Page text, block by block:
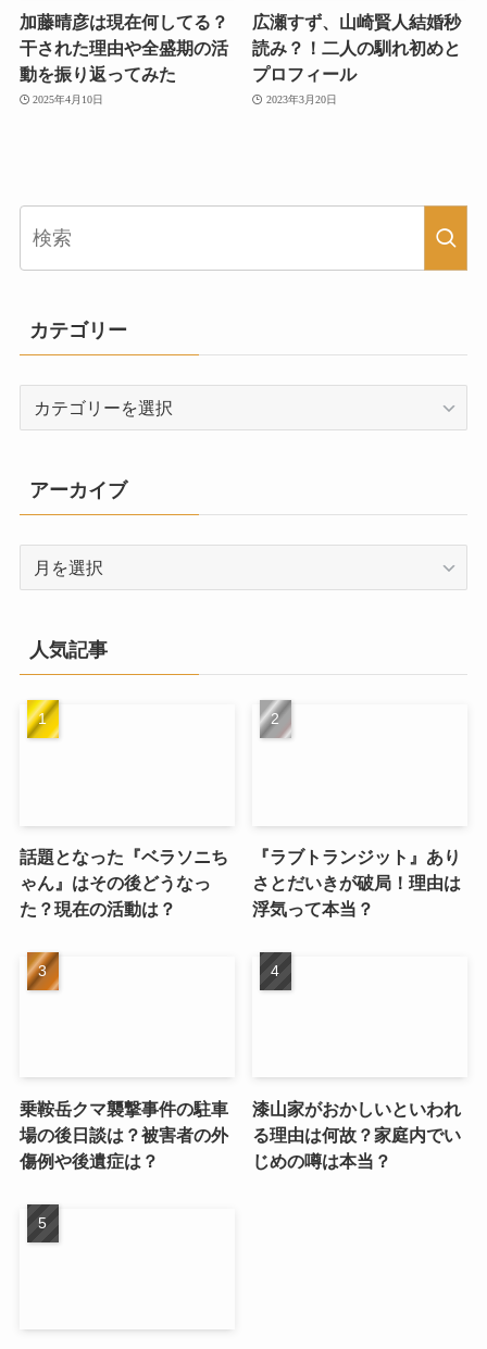
加藤晴彦は現在何してる？
干された理由や全盛期の活
動を振り返ってみた
2025年4月10日
広瀬すず、山崎賢人結婚秒
読み？！二人の馴れ初めと
プロフィール
2023年3月20日
カテゴリー
リ
ー
アーカイブ
ブ
人気記事
話題となった『ベラソニち
ゃん』はその後どうなっ
た？現在の活動は？
『ラブトランジット』あり
さとだいきが破局！理由は
浮気って本当？
乗鞍岳クマ襲撃事件の駐車
場の後日談は？被害者の外
傷例や後遺症は？
漆山家がおかしいといわれ
る理由は何故？家庭内でい
じめの噂は本当？